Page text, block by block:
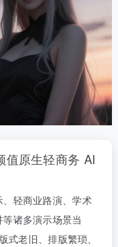
值原生轻商务 AI
轻商业路演、学术
诸多演示场景当
老旧、排版繁琐、